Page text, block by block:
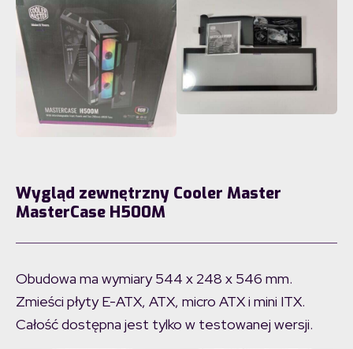
Wygląd zewnętrzny Cooler Master
MasterCase H500M
Obudowa ma wymiary 544 x 248 x 546 mm.
Zmieści płyty E-ATX, ATX, micro ATX i mini ITX.
Całość dostępna jest tylko w testowanej wersji.